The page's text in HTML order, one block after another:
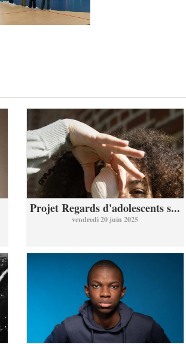
Projet Regards d'adolescents s...
vendredi 20 juin 2025